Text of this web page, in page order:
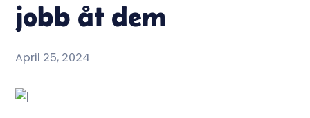
jobb åt dem
April 25, 2024